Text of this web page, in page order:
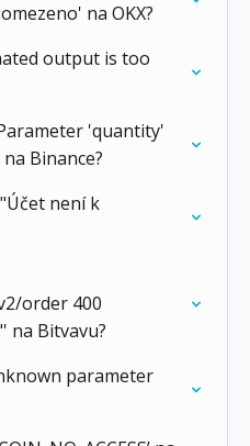
na OKX?
output is too
'quantity'
Binance?
není k
order 400
na Bitvavu?
parameter